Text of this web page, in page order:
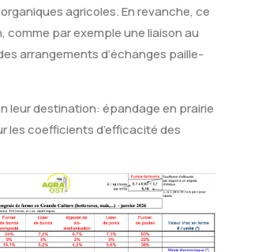
agricoles. En revanche, ce
par exemple une liaison au
arrangements d’échanges paille-
leur destination: épandage en prairie
les coefficients d’efficacité des